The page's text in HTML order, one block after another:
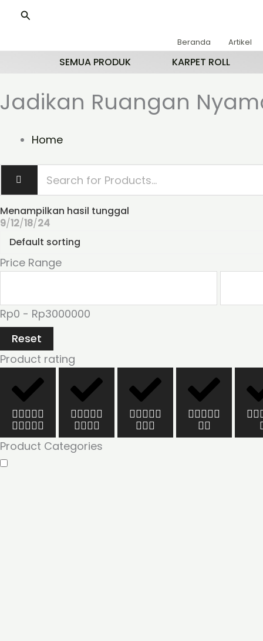
Lewati
Cari
Beranda Artikel
SEMUA PRODUK KARPET ROLL
Jadikan Ruangan
Home
Menampilkan hasil tunggal
9 12 18 24
Price Range
Rp0 - Rp3000000
Reset
Product rating
Product Categories